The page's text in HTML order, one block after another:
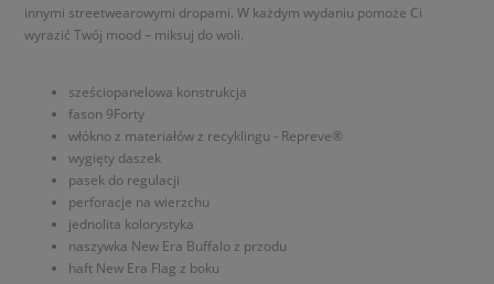
innymi streetwearowymi dropami. W każdym wydaniu pomoże Ci
wyrazić Twój mood – miksuj do woli.
sześciopanelowa konstrukcja
fason 9Forty
włókno z materiałów z recyklingu - Repreve®
wygięty daszek
pasek do regulacji
perforacje na wierzchu
jednolita kolorystyka
naszywka New Era Buffalo z przodu
haft New Era Flag z boku